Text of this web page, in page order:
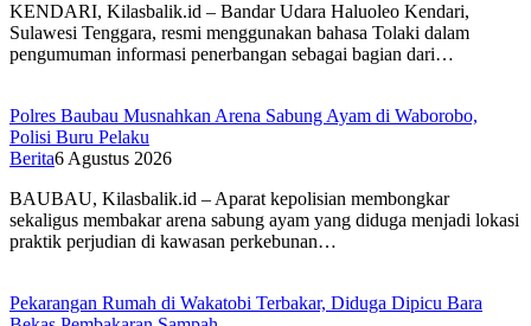
KENDARI, Kilasbalik.id – Bandar Udara Haluoleo Kendari,
Sulawesi Tenggara, resmi menggunakan bahasa Tolaki dalam
pengumuman informasi penerbangan sebagai bagian dari…
Polres Baubau Musnahkan Arena Sabung Ayam di Waborobo,
Polisi Buru Pelaku
Berita6 Agustus 2026
BAUBAU, Kilasbalik.id – Aparat kepolisian membongkar
sekaligus membakar arena sabung ayam yang diduga menjadi lokasi
praktik perjudian di kawasan perkebunan…
Pekarangan Rumah di Wakatobi Terbakar, Diduga Dipicu Bara